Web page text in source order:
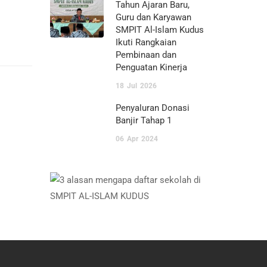
Tahun Ajaran Baru,
Guru dan Karyawan
SMPIT Al-Islam Kudus
Ikuti Rangkaian
Pembinaan dan
Penguatan Kinerja
18 Jul 2026
Penyaluran Donasi
Banjir Tahap 1
06 Apr 2024